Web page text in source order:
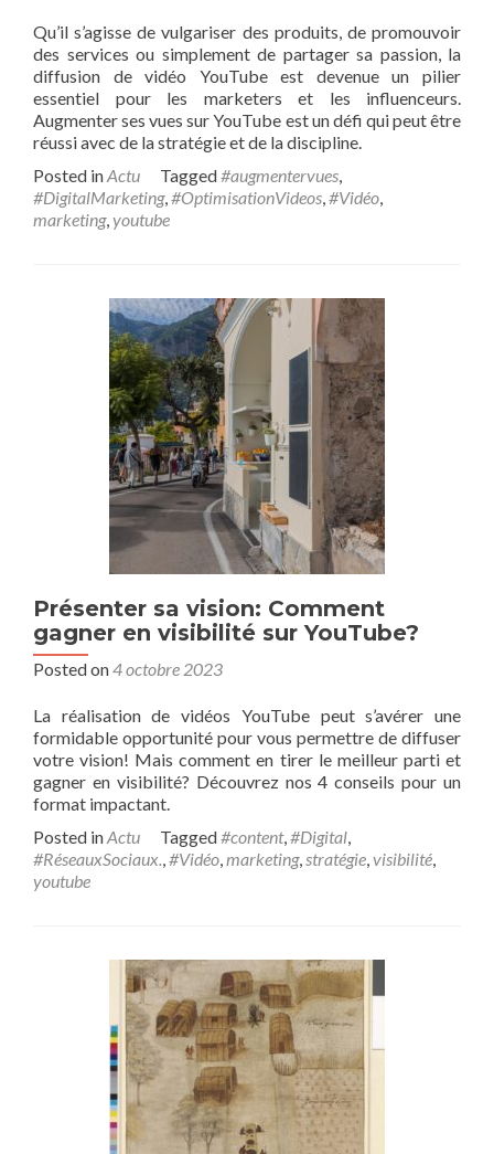
Qu’il s’agisse de vulgariser des produits, de promouvoir
des services ou simplement de partager sa passion, la
diffusion de vidéo YouTube est devenue un pilier
essentiel pour les marketers et les influenceurs.
Augmenter ses vues sur YouTube est un défi qui peut être
réussi avec de la stratégie et de la discipline.
Posted inActu Tagged#augmentervues,
#DigitalMarketing,#OptimisationVideos,#Vidéo,
marketing,youtube
Présenter sa vision: Comment
gagner en visibilité sur YouTube?
Posted on4 octobre 2023
La réalisation de vidéos YouTube peut s’avérer une
formidable opportunité pour vous permettre de diffuser
votre vision! Mais comment en tirer le meilleur parti et
gagner en visibilité? Découvrez nos 4 conseils pour un
format impactant.
Posted inActu Tagged#content,#Digital,
#RéseauxSociaux.,#Vidéo,marketing,stratégie,visibilité,
youtube